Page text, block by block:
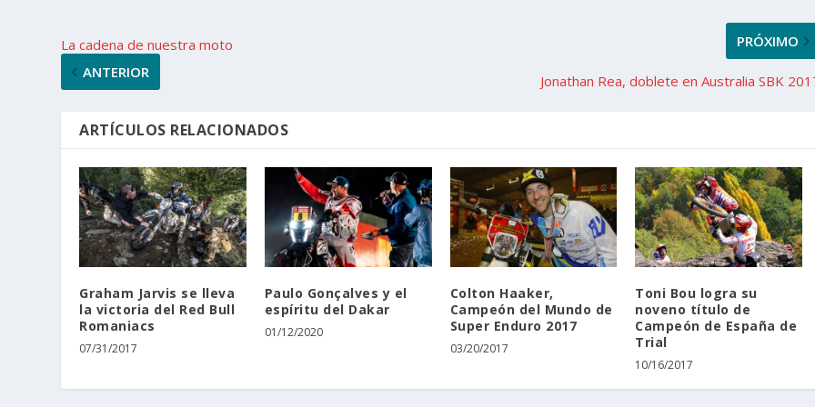
La cadena de nuestra moto
ANTERIOR
PRÓXIMO
Jonathan Rea, doblete en Australia SBK
ARTÍCULOS RELACIONADOS
Graham Jarvis se lleva
la victoria del Red Bull
Romaniacs
07/31/2017
Paulo Gonçalves y el
espíritu del Dakar
01/12/2020
Colton Haaker,
Campeón del Mundo de
Super Enduro 2017
03/20/2017
Toni Bou logra su
noveno título de
Campeón de España de
Trial
10/16/2017